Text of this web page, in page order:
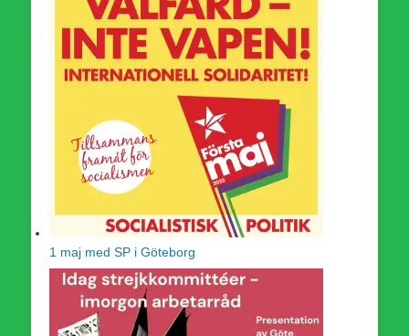
1 maj med SP i Göteborg